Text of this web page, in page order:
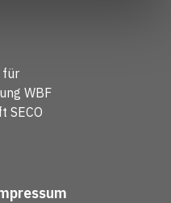
für
WBF
SECO